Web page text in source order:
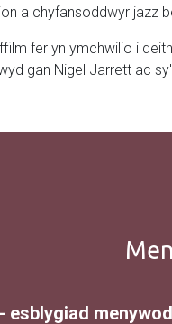
a chyfansoddwyr jazz
fer yn ymchwilio i
gan Nigel Jarrett ac
esblygiad